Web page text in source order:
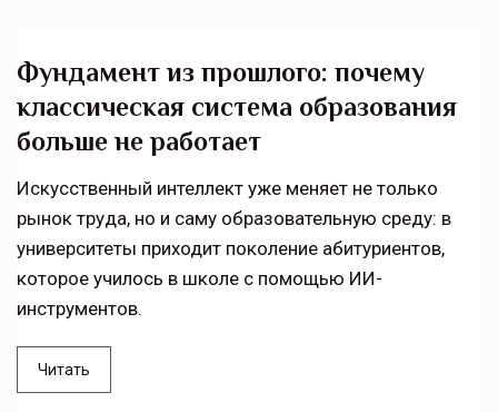
Фундамент из прошлого: почему
классическая система образования
больше не работает
Искусственный интеллект уже меняет не только
рынок труда, но и саму образовательную среду: в
университеты приходит поколение абитуриентов,
которое училось в школе с помощью ИИ-
инструментов.
Читать